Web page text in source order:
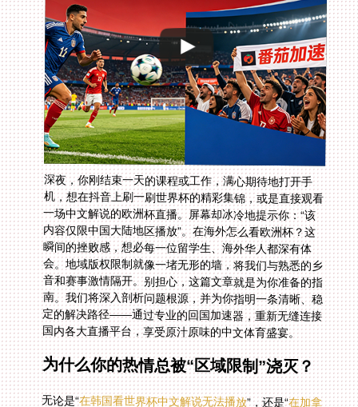
深夜，你刚结束一天的课程或工作，满心期待地打开手
机，想在抖音上刷一刷世界杯的精彩集锦，或是直接观看
一场中文解说的欧洲杯直播。屏幕却冰冷地提示你：“该
内容仅限中国大陆地区播放”。在海外怎么看欧洲杯？这
瞬间的挫败感，想必每一位留学生、海外华人都深有体
会。地域版权限制就像一堵无形的墙，将我们与熟悉的乡
音和赛事激情隔开。别担心，这篇文章就是为你准备的指
南。我们将深入剖析问题根源，并为你指明一条清晰、稳
定的解决路径——通过专业的回国加速器，重新无缝连接
国内各大直播平台，享受原汁原味的中文体育盛宴。
为什么你的热情总被“区域限制”浇灭？
无论是“在韩国看世界杯中文解说无法播放”，还是“在加拿